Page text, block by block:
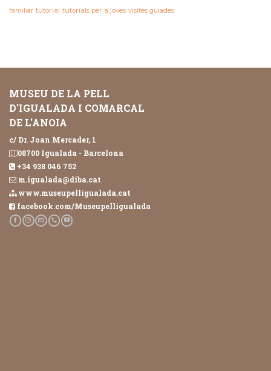
familiar tutorial tutorials per a joves visites guiades
MUSEU DE LA PELL
D'IGUALADA I COMARCAL
DE L'ANOIA
c/ Dr. Joan Mercader, 1
08700 Igualada - Barcelona
+34 938 046 752
m.igualada@diba.cat
www.museupelligualada.cat
facebook.com/Museupelligualada